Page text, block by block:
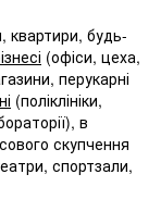
квартири, будь-
(офіси, цеха,
перукарні
(поліклініки,
в
скупчення
спортзали,